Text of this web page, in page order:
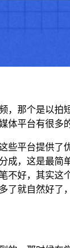
，那个是以拍
体平台有很多的
些平台提供了
成，这是最简
不好，其实这
了就自然好了